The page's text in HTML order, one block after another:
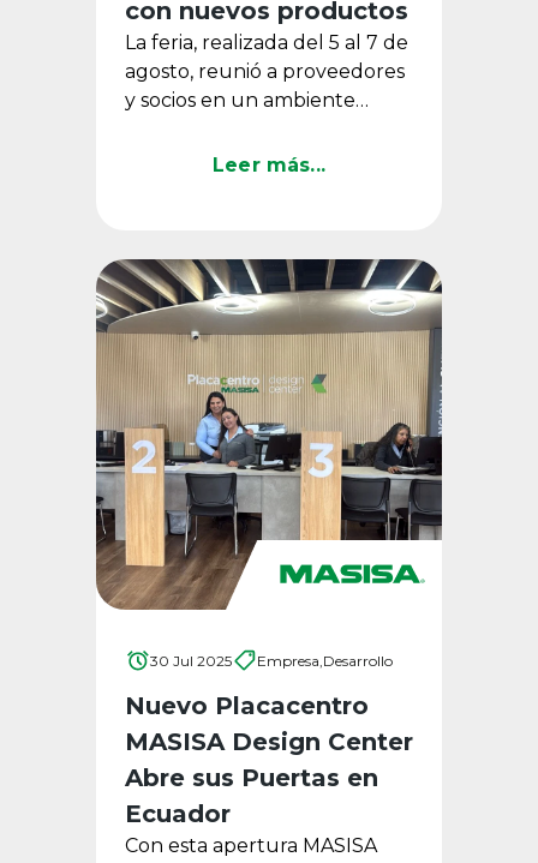
con nuevos productos
La feria, realizada del 5 al 7 de
agosto, reunió a proveedores
y socios en un ambiente
donde Masisa presentó su ...
Leer más...
30 Jul 2025 Empresa, Desarrollo
Nuevo Placacentro
MASISA Design Center
Abre sus Puertas en
Ecuador
Con esta apertura MASISA